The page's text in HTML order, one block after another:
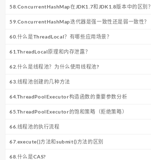
58.ConcurrentHashMap在JDK1.7和JDK1.8版本中的区别？
59.ConcurrentHashMap迭代器是强一致性还是弱一致性？
60.什么是ThreadLocal？有哪些应用场景？
61.ThreadLocal原理和内存泄露？
62.什么是线程池？为什么使用线程池?
63.线程池创建的几种方法
64.ThreadPoolExecutor构造函数的重要参数分析
65.ThreadPoolExecutor的饱和策略（拒绝策略）
66.线程池的执行流程
67.execute()方法和submit()方法的区别
68.什么是CAS?